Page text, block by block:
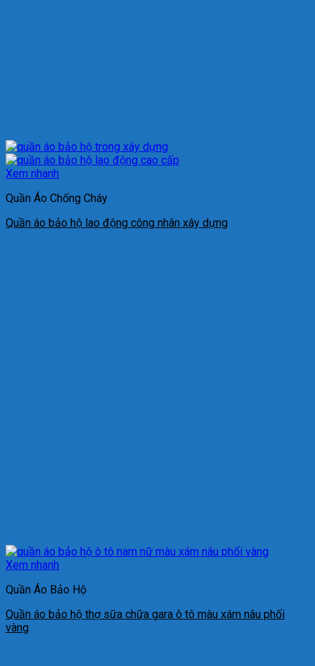
Xem nhanh
Quần Áo Chống Cháy
Quần áo bảo hộ lao động công nhân xây dựng
Xem nhanh
Quần Áo Bảo Hộ
Quần áo bảo hộ thợ sữa chữa gara ô tô màu xám nâu phối
vàng